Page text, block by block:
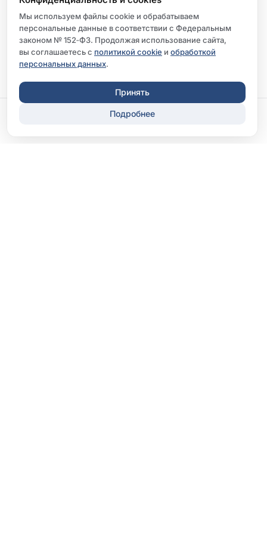
Мы используем файлы cookie и обрабатываем
персональные данные в соответствии с Федеральным
законом № 152‑ФЗ. Продолжая использование сайта,
вы соглашаетесь с политикой cookie и обработкой
персональных данных.
Принять
Подробнее